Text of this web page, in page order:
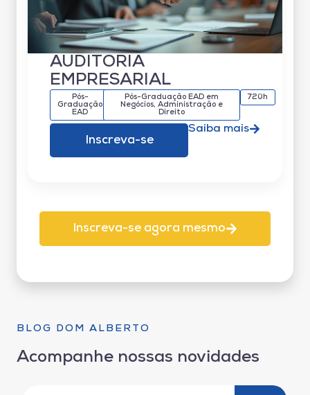
AUDITORIA
EMPRESARIAL
Pós-
Graduação
EAD
Pós-Graduação EAD em
Negócios, Administração e
Direito
720h
Inscreva-se
Saiba mais
Inscreva-se agora mesmo
BLOG DOM ALBERTO
Acompanhe nossas novidades